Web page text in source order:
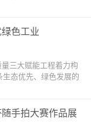
色工业
三大赋能工程着力构
生态优先、绿色发展的
手拍大赛作品展